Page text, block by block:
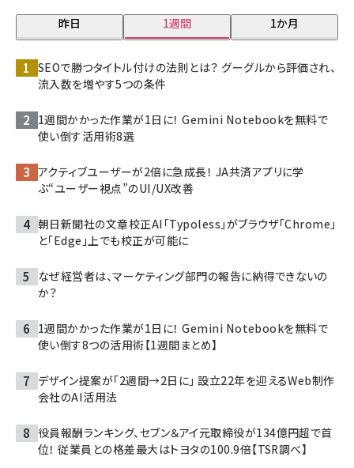
昨日 1週間 1か月
SEOで勝つタイトル付けの法則とは？ グーグルから評価され、
流入数を増やす5つの条件
1週間かかった作業が1日に！ Gemini Notebookを無料で
使い倒す活用術8選
アクティブユーザーが2倍に急成長！ JA共済アプリに学
ぶ“ユーザー視点”のUI/UX改善
朝日新聞社の文章校正AI「Typoless」がブラウザ「Chrome」
と「Edge」上でも校正が可能に
なぜ経営者は、マーケティング部門の報告に納得できないの
か？
1週間かかった作業が1日に！ Gemini Notebookを無料で
使い倒す8つの活用術【1週間まとめ】
デザイン提案が「2週間→2日に」 設立22年を迎えるWeb制作
会社のAI活用法
役員報酬ランキング、セブン＆アイ元取締役が134億円超で首
位！ 従業員との格差最大はトヨタの100.9倍【TSR調べ】